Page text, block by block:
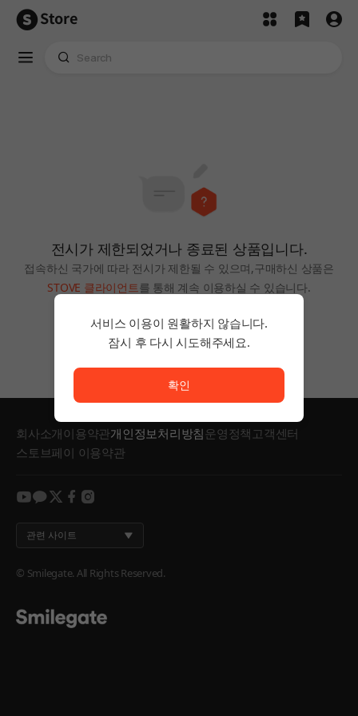
Store
전시가 제한되었거나 종료된 상품입니다.
접속하신 국가에 따라 전시가 제한될 수 있으며,구매하신 상품은
STOVE 클라이언트를 통해 계속 이용하실 수 있습니다.
홈으로
회사소개이용약관개인정보처리방침운영정책 고객센터
스토브페이 이용약관
youtube
kakaotwitterfacebook
instagram
관련 사이트
© Smilegate. All Rights Reserved.
서비스 이용이 원활하지 않습니다.
잠시 후 다시 시도해주세요.
확인